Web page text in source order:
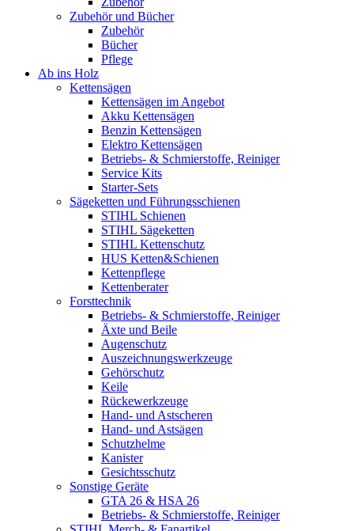
Zubehör und Bücher
Zubehör
Bücher
Pflege
Ab ins Holz
Kettensägen
Kettensägen im Angebot
Akku Kettensägen
Benzin Kettensägen
Elektro Kettensägen
Betriebs- & Schmierstoffe, Reiniger
Service Kits
Starter-Sets
Sägeketten und Führungsschienen
STIHL Schienen
STIHL Sägeketten
STIHL Kettenschutz
HUS Ketten&Schienen
Kettenpflege
Kettenberater
Forsttechnik
Betriebs- & Schmierstoffe, Reiniger
Äxte und Beile
Augenschutz
Auszeichnungswerkzeuge
Gehörschutz
Keile
Rückewerkzeuge
Hand- und Astscheren
Hand- und Astsägen
Schutzhelme
Kanister
Gesichtsschutz
Sonstige Geräte
GTA 26 & HSA 26
Betriebs- & Schmierstoffe, Reiniger